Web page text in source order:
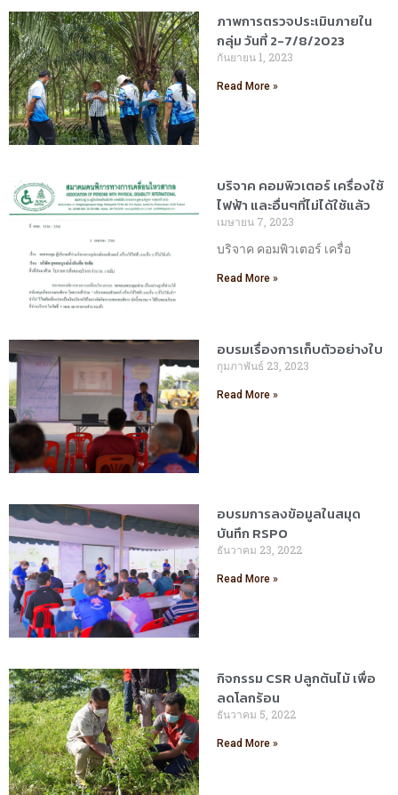
ภาพการตรวจประเมินภายใน
กลุ่ม วันที่ 2-7/8/2023
กันยายน 1, 2023
Read More »
บริจาค คอมพิวเตอร์ เครื่องใช้
ไฟฟ้า และอื่นๆที่ไม่ได้ใช้แล้ว
เมษายน 7, 2023
บริจาค คอมพิวเตอร์ เครื่อ
Read More »
อบรมเรื่องการเก็บตัวอย่างใบ
กุมภาพันธ์ 23, 2023
Read More »
อบรมการลงข้อมูลในสมุด
บันทึก RSPO
ธันวาคม 23, 2022
Read More »
กิจกรรม CSR ปลูกต้นไม้ เพื่อ
ลดโลกร้อน
ธันวาคม 5, 2022
Read More »